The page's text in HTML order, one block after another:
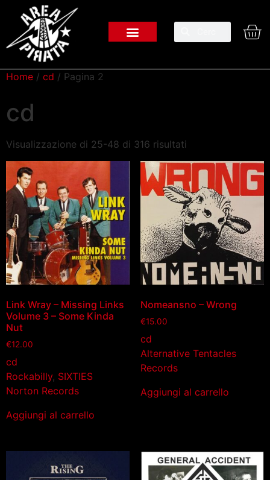
Home / cd / Pagina 2
cd
Visualizzazione di 25-48 di 316 risultati
Link Wray – Missing Links
Volume 3 – Some Kinda
Nut
€12.00
cd
Rockabilly, SIXTIES
Norton Records
Aggiungi al carrello
Nomeansno – Wrong
€15.00
cd
Alternative Tentacles
Records
Aggiungi al carrello